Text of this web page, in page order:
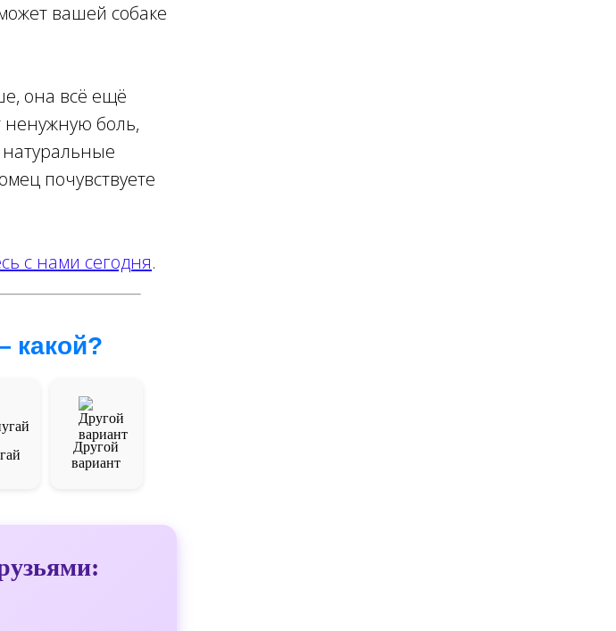
вашей собаке
она всё ещё
ненужную боль,
натуральные
почувствуете
с нами сегодня.
какой?
Другой
вариант